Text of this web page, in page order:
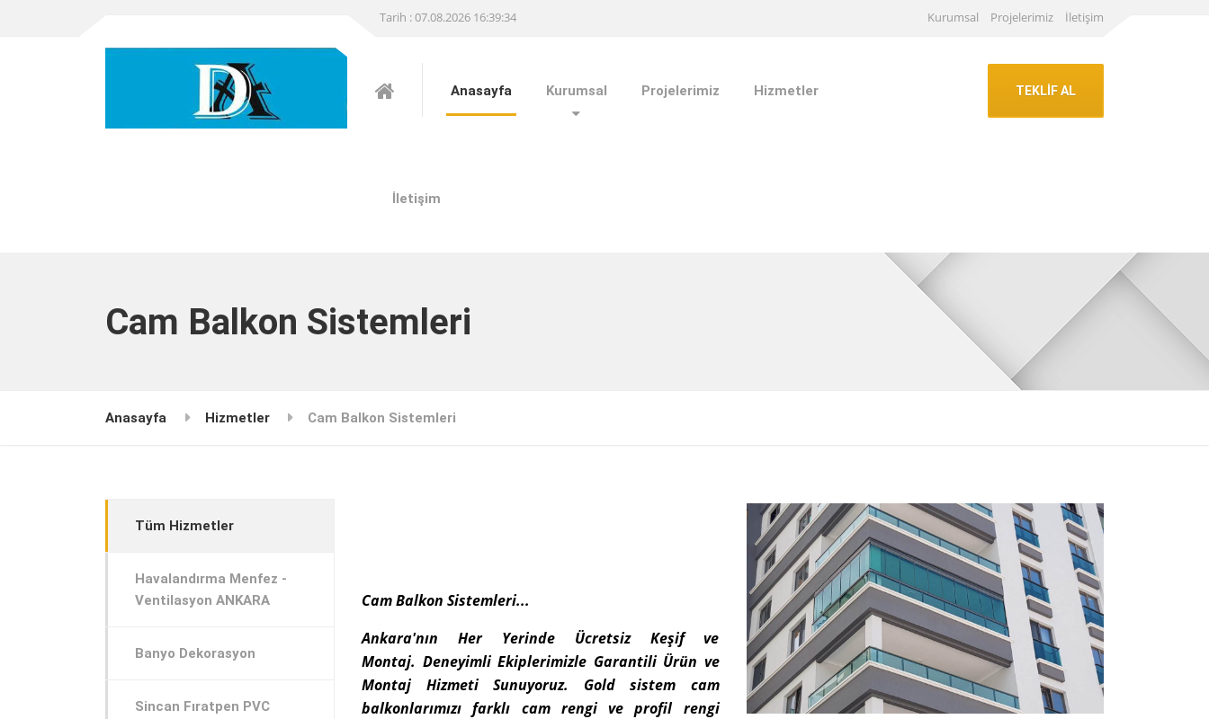
Tarih : 07.08.2026 16:39:34 Kurumsal Projelerimiz İletişim
Anasayfa Kurumsal Projelerimiz Hizmetler
İletişim
TEKLİF AL
Cam Balkon Sistemleri
Anasayfa Hizmetler Cam Balkon Sistemleri
Cam Balkon Sistemleri...
Ankara'nın Her Yerinde Ücretsiz Keşif ve
Montaj. Deneyimli Ekiplerimizle Garantili Ürün ve
Montaj Hizmeti Sunuyoruz. Gold sistem cam
balkonlarımızı farklı cam rengi ve profil rengi
Tüm Hizmetler
Havalandırma Menfez -
Ventilasyon ANKARA
Banyo Dekorasyon
Sincan Fıratpen PVC